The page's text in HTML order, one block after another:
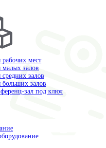
рабочих мест
малых залов
залов
больших залов
зал под ключ